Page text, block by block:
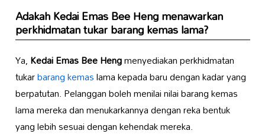
AdakahKedai Emas Bee Hengmenawarkan
perkhidmatan tukar barang kemas lama?
Ya,Kedai Emas Bee Hengmenyediakan perkhidmatan
tukarbarang kemaslama kepada baru dengan kadar yang
berpatutan. Pelanggan boleh menilai nilai barang kemas
lama mereka dan menukarkannya dengan reka bentuk
yang lebih sesuai dengan kehendak mereka.